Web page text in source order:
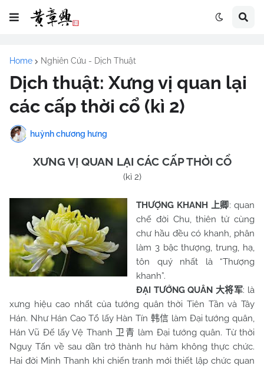
Home Nghiên Cứu - Dịch Thuật
Dịch thuật: Xưng vị quan lại
các cấp thời cổ (kì 2)
huỳnh chương hưng
XƯNG VỊ QUAN LẠI CÁC CẤP THỜI CỔ
(kì 2)
THƯỢNG KHANH 上卿: quan
chế đời Chu, thiên tử cùng
chư hầu đều có khanh, phân
làm 3 bậc thượng, trung, hạ,
tôn quý nhất là “Thượng
khanh”.
ĐẠI TƯỚNG QUÂN 大将军: là
xưng hiệu cao nhất của tướng quân thời Tiên Tần và Tây
Hán. Như Hán Cao Tổ lấy Hàn Tín 韩信 làm Đại tướng quân,
Hán Vũ Đế lấy Vệ Thanh 卫青 làm Đại tướng quân. Từ thời
Nguỵ Tấn về sau dần trở thành hư hàm không thực chức.
Hai đời Minh Thanh khi chiến tranh mới thiết lập chức quan